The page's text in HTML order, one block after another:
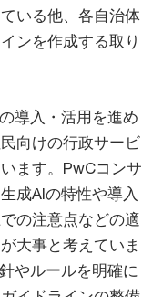
いる他、各自治体
ンを作成する取り
導入・活用を進め
向けの行政サービ
ます。PwCコンサ
成AIの特性や導入
の注意点などの適
大事と考えていま
やルールを明確に